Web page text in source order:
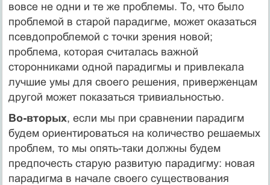
вовсе не одни и те же проблемы. То, что было
проблемой в старой парадигме, может оказаться
псевдопроблемой с точки зрения новой;
проблема, которая считалась важной
сторонниками одной парадигмы и привлекала
лучшие умы для своего реше­ния, приверженцам
другой может показаться тривиальностью.
Во-вторых, если мы при сравнении парадигм
будем ориентироваться на количество решае­мых
проблем, то мы опять-таки должны будем
предпочесть старую разви­тую парадигму: новая
парадигма в начале своего существования